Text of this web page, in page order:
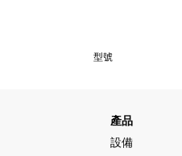
型號
產品
設備